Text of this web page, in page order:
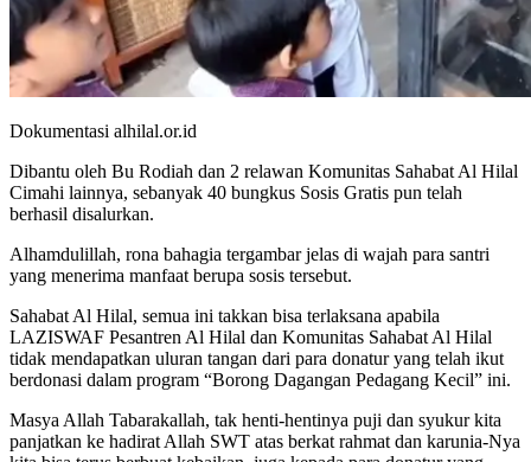
Dokumentasi alhilal.or.id
Dibantu oleh Bu Rodiah dan 2 relawan Komunitas Sahabat Al Hilal
Cimahi lainnya, sebanyak 40 bungkus Sosis Gratis pun telah
berhasil disalurkan.
Alhamdulillah, rona bahagia tergambar jelas di wajah para santri
yang menerima manfaat berupa sosis tersebut.
Sahabat Al Hilal, semua ini takkan bisa terlaksana apabila
LAZISWAF Pesantren Al Hilal dan Komunitas Sahabat Al Hilal
tidak mendapatkan uluran tangan dari para donatur yang telah ikut
berdonasi dalam program “Borong Dagangan Pedagang Kecil” ini.
Masya Allah Tabarakallah, tak henti-hentinya puji dan syukur kita
panjatkan ke hadirat Allah SWT atas berkat rahmat dan karunia-Nya